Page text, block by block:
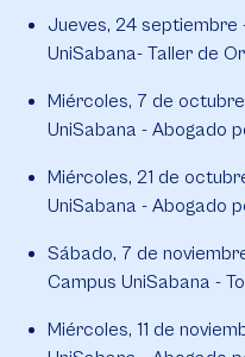
Jueves, 24 septiembre
UniSabana- Taller de
Miércoles, 7 de
UniSabana - Abogado
Miércoles, 21 de
UniSabana - Abogado
Sábado, 7 de
Campus UniSabana -
Miércoles, 11 de